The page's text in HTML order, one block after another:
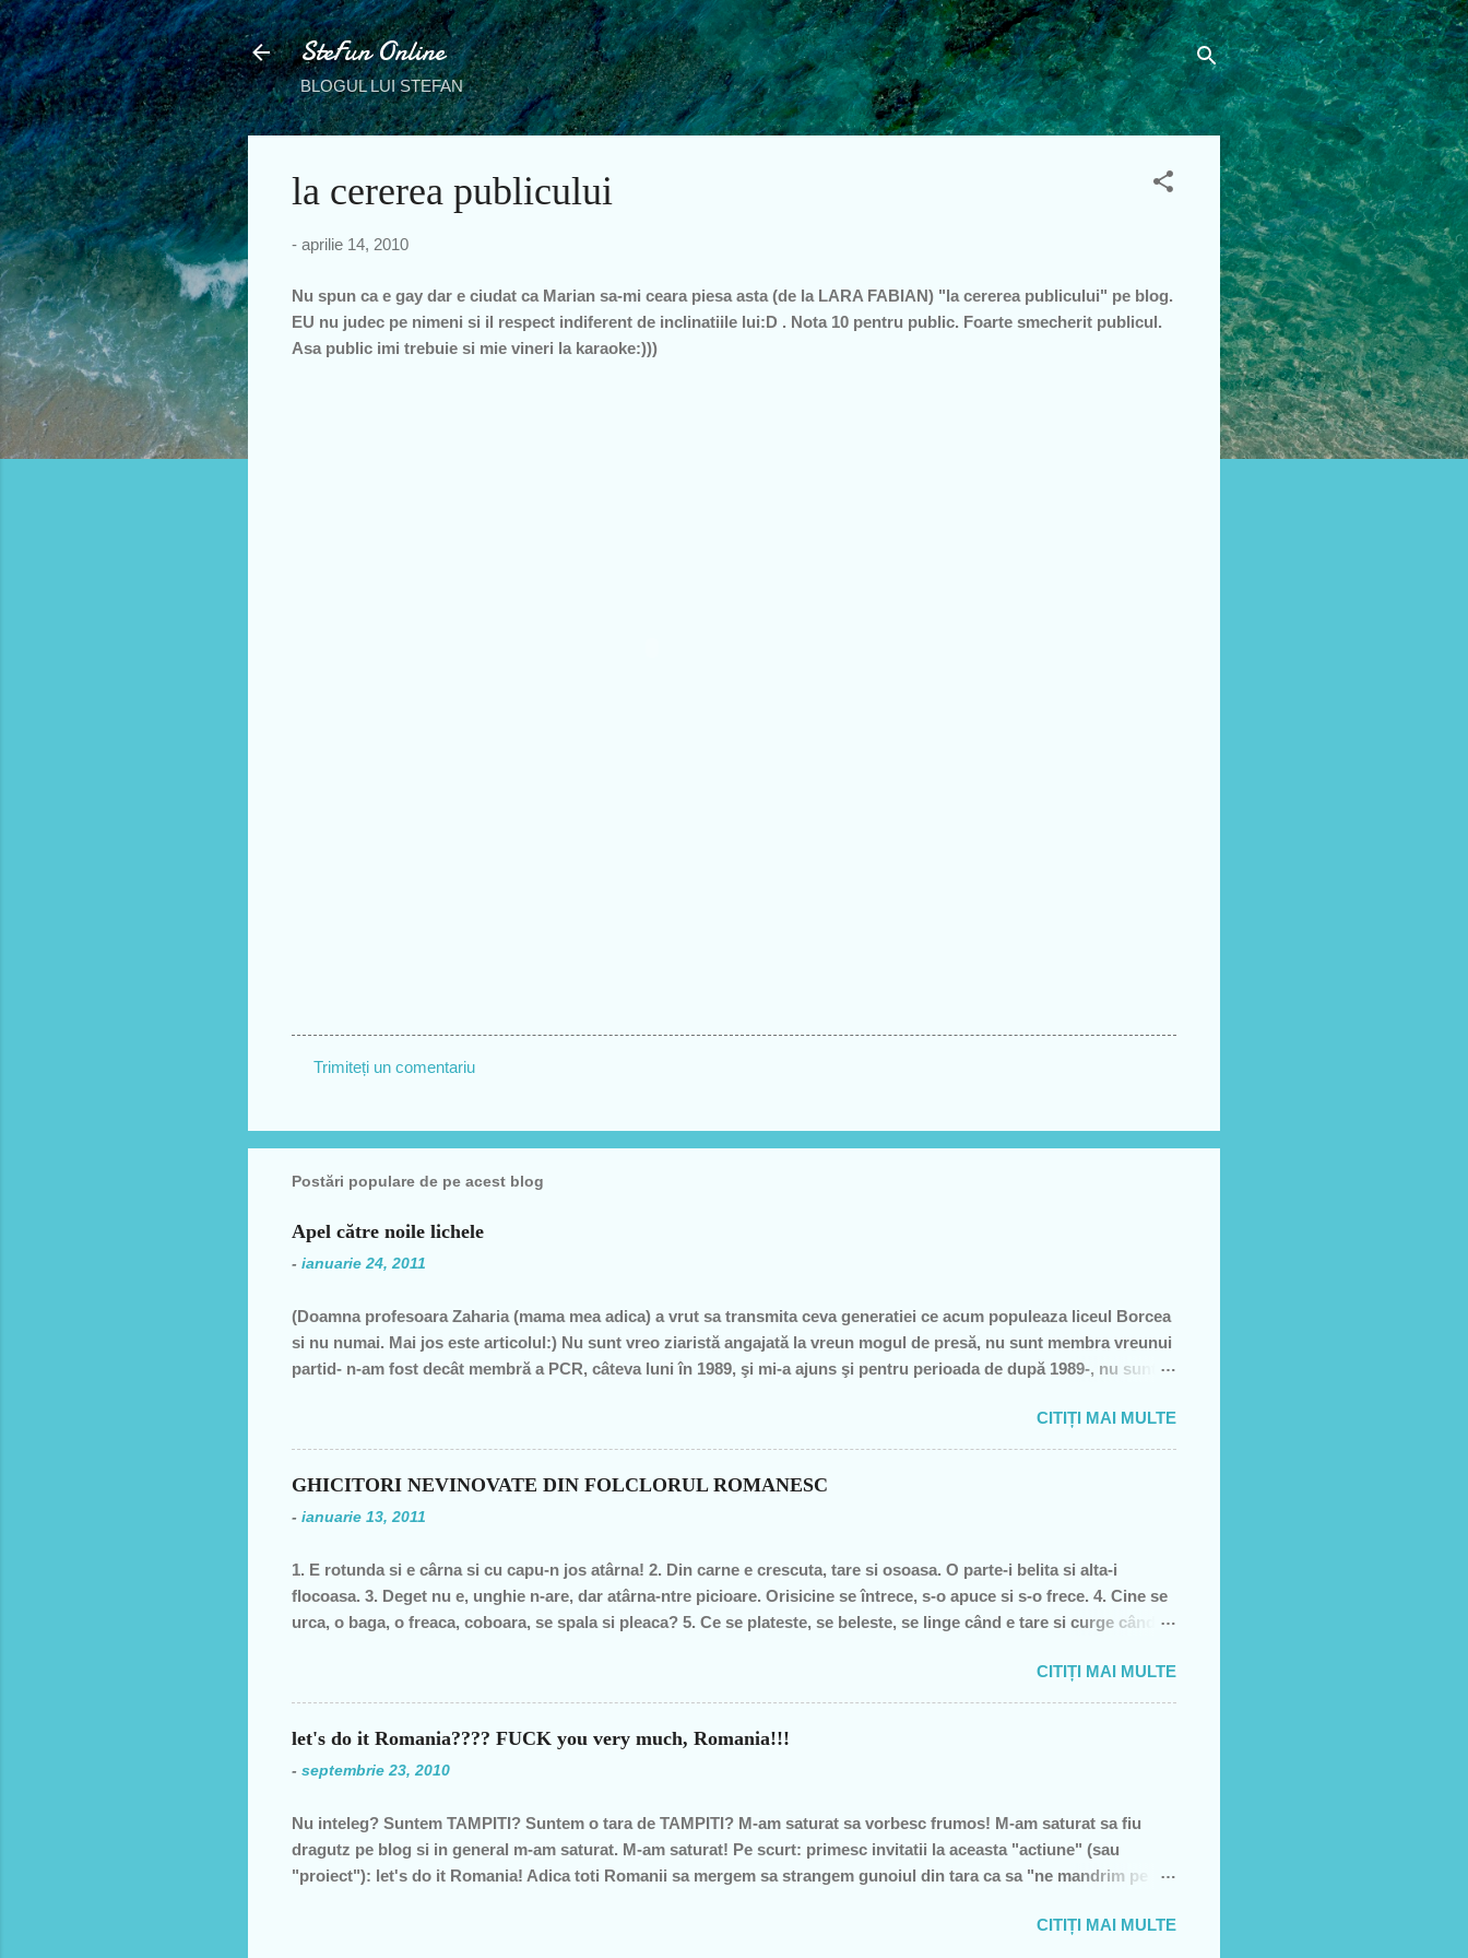
Treceți la conținutul principal
SteFun Online
BLOGUL LUI STEFAN
la cererea publicului
- aprilie 14, 2010
Nu spun ca e gay dar e ciudat ca Marian sa-mi ceara piesa asta (de la LARA FABIAN) "la cererea publicului" pe blog.
EU nu judec pe nimeni si il respect indiferent de inclinatiile lui:D . Nota 10 pentru public. Foarte smecherit publicul.
Asa public imi trebuie si mie vineri la karaoke:)))
m
e
t
a
i
Trimiteți un comentariu
Postări populare de pe acest blog
Apel către noile lichele
- ianuarie 24, 2011
(Doamna profesoara Zaharia (mama mea adica) a vrut sa transmita ceva generatiei ce acum populeaza liceul Borcea
si nu numai. Mai jos este articolul:) Nu sunt vreo ziaristă angajată la vreun mogul de presă, nu sunt membra vreunui
partid- n-am fost decât membră a PCR, câteva luni în 1989, şi mi-a ajuns şi pentru perioada de după 1989-, nu sunt
ţară, o bugetară care nu produce nimic concret şi care mai scoate şi tâmpiţi în urma prestaţiei sale- asa cum rezultă
din discursul primului politician al ţării. "Mea culpa" (pentru pdl-işti, aceasta nu e o înjurătură)! Recunosc acum că
speranţa că ceva se va schimba, o dată cu noua generaţie. Î...
CITIȚI MAI MULTE
GHICITORI NEVINOVATE DIN FOLCLORUL ROMANESC
- ianuarie 13, 2011
1. E rotunda si e cârna si cu capu-n jos atârna! 2. Din carne e crescuta, tare si osoasa. O parte-i belita si alta-i
flocoasa. 3. Deget nu e, unghie n-are, dar atârna-ntre picioare. Orisicine se întrece, s-o apuce si s-o frece. 4. Cine se
urca, o baga, o freaca, coboara, se spala si pleaca? 5. Ce se plateste, se beleste, se linge când e tare si curge când e
fund si intra toata. Si acum raspunsurile... 1. ghinda 2. pana de gâsca 3. tâta vacii 4. cosarul 5. înghetata 6. marca
postala, timbrul 7. cizma Daca v-ati gandit la prostii.... sa va fie rusine....
CITIȚI MAI MULTE
let's do it Romania???? FUCK you very much, Romania!!!
- septembrie 23, 2010
Nu inteleg? Suntem TAMPITI? Suntem o tara de TAMPITI? M-am saturat sa vorbesc frumos! M-am saturat sa fiu
dragutz pe blog si in general m-am saturat. M-am saturat! Pe scurt: primesc invitatii la aceasta "actiune" (sau
"proiect"): let's do it Romania! Adica toti Romanii sa mergem sa strangem gunoiul din tara ca sa "ne mandrim pe
GUNOI!!! Va rocomand sa NU va duceti la acest "eveniment" si am sa explic imediat de ce. Mai intai sa precizez ca
CITIȚI MAI MULTE